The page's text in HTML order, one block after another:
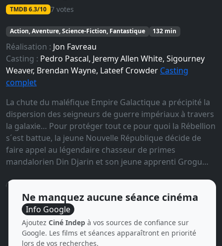
TMDB 6.3/10 7 votes
Action, Aventure, Science-Fiction, Fantastique 132 min
Réalisation : Jon Favreau
Casting : Pedro Pascal, Jeremy Allen White, Sigourney
Weaver, Brendan Wayne, Lateef Crowder Casting
complet
La chute du maléfique Empire Galactique a précipité la
dispersion des seigneurs de guerre impériaux à travers
la galaxie… Pour protéger tout ce pour quoi la Rébellion
s´est battue, la jeune Nouvelle République décide de
faire appel au légendaire chasseur de primes
mandalorien Din Djarin et son jeune apprenti Grogu…
Ne manquez aucune séance cinéma
Info Google
Ajoutez Ciné Indep à vos sources de confiance sur
Google. Les films et séances apparaîtront en priorité
lors de vos recherches.